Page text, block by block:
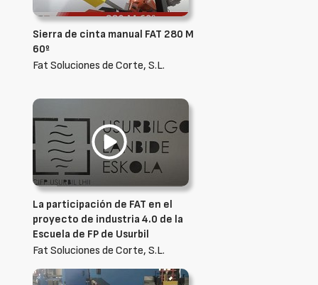
Sierra de cinta manual FAT 280 M
60º
Fat Soluciones de Corte, S.L.
La participación de FAT en el
proyecto de industria 4.0 de la
Escuela de FP de Usurbil
Fat Soluciones de Corte, S.L.